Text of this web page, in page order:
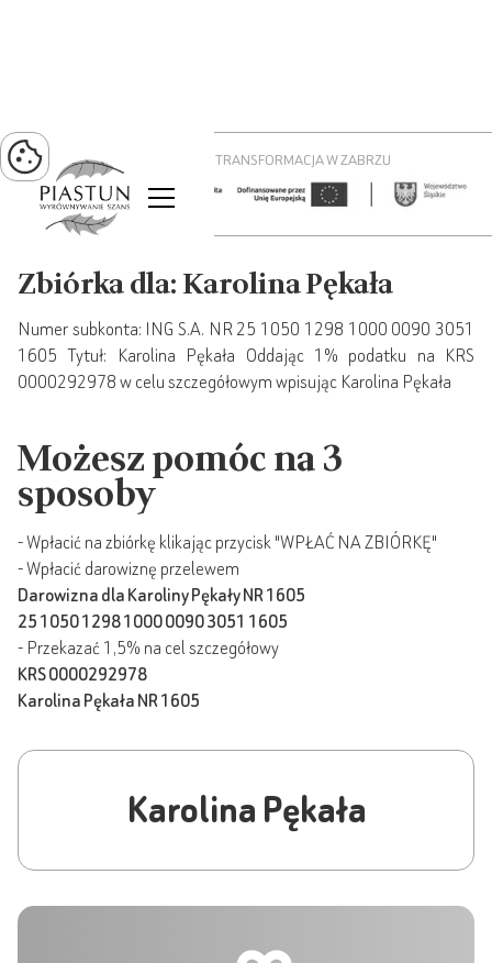
PROJEKT ZIELONA TRANSFORMACJA W ZABRZU
Zbiórka dla: Karolina Pękała
Numer subkonta: ING S.A. NR 25 1050 1298 1000 0090 3051
1605 Tytuł: Karolina Pękała Oddając 1% podatku na KRS
0000292978 w celu szczegółowym wpisując Karolina Pękała
Możesz pomóc na 3
sposoby
- Wpłacić na zbiórkę klikając przycisk "WPŁAĆ NA ZBIÓRKĘ"
- Wpłacić darowiznę przelewem
Darowizna dla Karoliny Pękały NR 1605
25 1050 1298 1000 0090 3051 1605
- Przekazać 1,5% na cel szczegółowy
KRS 0000292978
Karolina Pękała NR 1605
Karolina Pękała